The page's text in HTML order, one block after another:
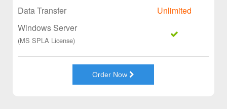
Data Transfer
Unlimited
Windows Server
(MS SPLA License)
Order Now